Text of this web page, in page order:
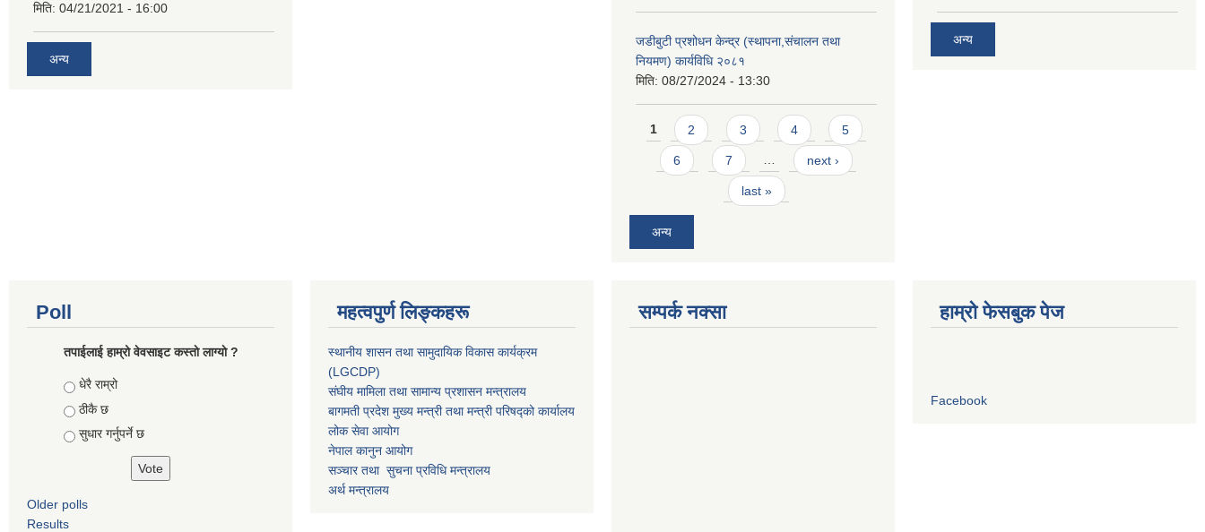
मिति: 04/21/2021 - 16:00
अन्य
जडीबुटी प्रशोधन केन्द्र (स्थापना,संचालन तथा
नियमण) कार्यविधि २०८१
मिति: 08/27/2024 - 13:30
Pages
1 2 3 4 5
6 7 … next ›
last »
अन्य
अन्य
Poll
तपाईलाई हाम्रो वेवसाइट कस्ताे लाग्याे ?
Choices
धेरै राम्रो
ठीकै छ
सुधार गर्नुपर्ने छ
Older polls
Results
महत्वपुर्ण लिङ्कहरू
स्थानीय शासन तथा सामुदायिक विकास कार्यक्रम
(LGCDP)
संघीय मामिला तथा सामान्य प्रशासन मन्त्रालय
बागमती प्रदेश मुख्य मन्त्री तथा मन्त्री परिषद्को कार्यालय
लोक सेवा आयोग
नेपाल कानुन आयोग
सञ्चार तथा सुचना प्रविधि मन्त्रालय
अर्थ मन्त्रालय
सम्पर्क नक्सा हाम्रो फेसबुक पेज
Facebook